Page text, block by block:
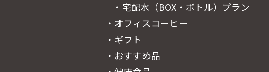
・宅配水（BOX・ ボトル）プラン
・オフィスコーヒー
・ギフト
・おすすめ品